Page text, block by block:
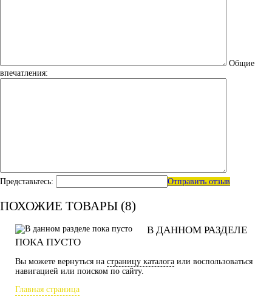
Общие
впечатления:
Представьтесь: Отправить отзыв
ПОХОЖИЕ ТОВАРЫ (8)
В ДАННОМ РАЗДЕЛЕ
ПОКА ПУСТО
Вы можете вернуться на страницу каталога или воспользоваться
навигацией или поиском по сайту.
Главная страница